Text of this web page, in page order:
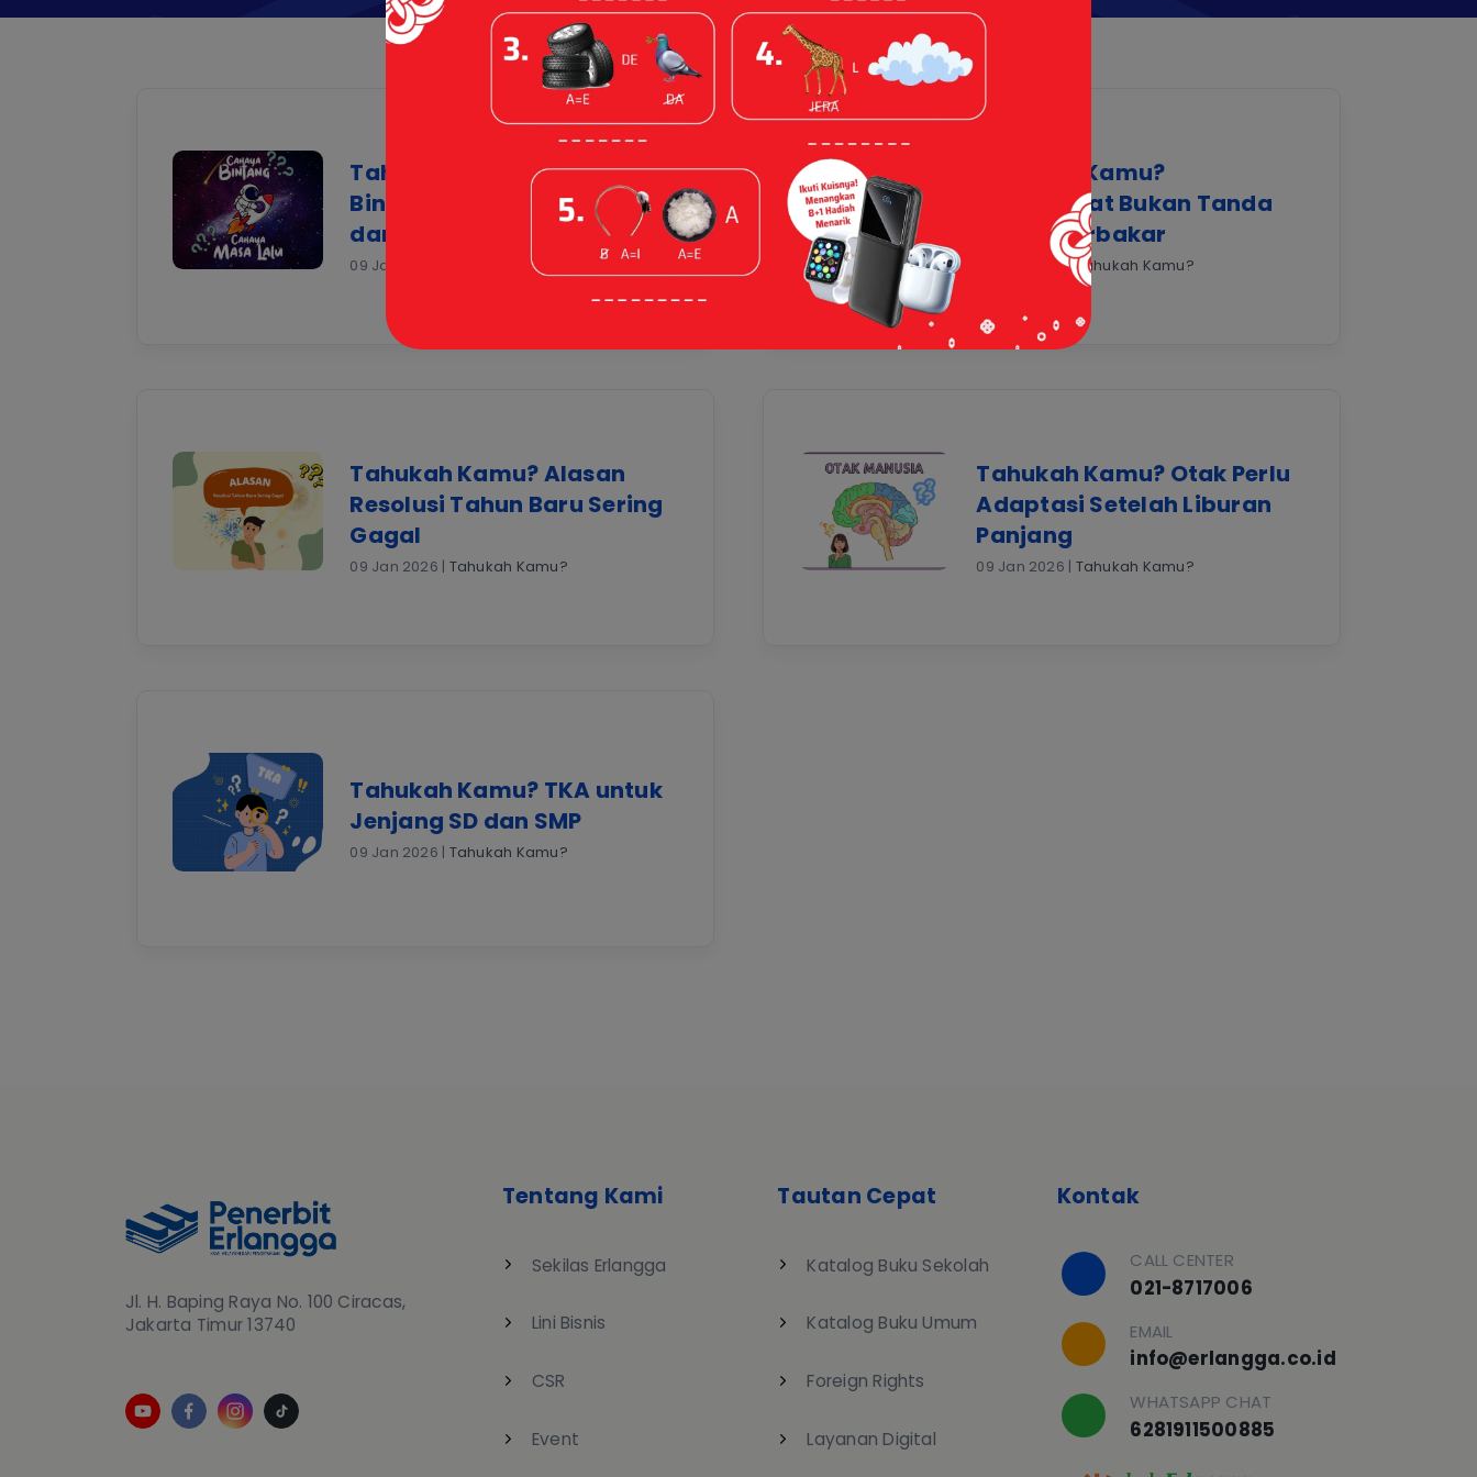
Tahukah Kamu? Cahaya
Bintang Adalah Pancaran
dari Masa Lalu
09 Jan 2026 | Tahukah Kamu?
Tahukah Kamu?
Berkeringat Bukan Tanda
Lemak Terbakar
09 Jan 2026 |Tahukah Kamu?
Tahukah Kamu? Alasan
Resolusi Tahun Baru Sering
Gagal
09 Jan 2026 | Tahukah Kamu?
Tahukah Kamu? Otak Perlu
Adaptasi Setelah Liburan
Panjang
09 Jan 2026 | Tahukah Kamu?
Tahukah Kamu? TKA untuk
Jenjang SD dan SMP
09 Jan 2026 | Tahukah Kamu?
Jl. H. Baping Raya No. 100 Ciracas,
Jakarta Timur 13740
Tentang Kami
Sekilas Erlangga
Lini Bisnis
CSR
Event
Tautan Cepat
Katalog Buku Sekolah
Katalog Buku Umum
Foreign Rights
Layanan Digital
Kontak
CALL CENTER
021-8717006
EMAIL
info@erlangga.co.id
WHATSAPP CHAT
6281911500885